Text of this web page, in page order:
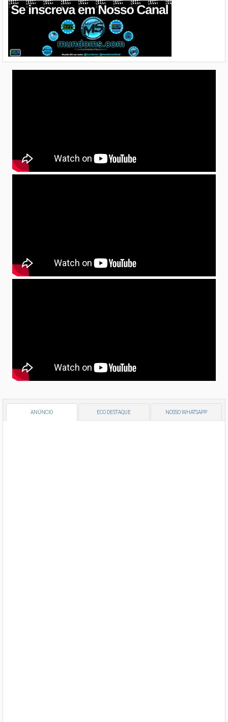
ANÚNCIO ECO DESTAQUE NOSSO WHATSAPP